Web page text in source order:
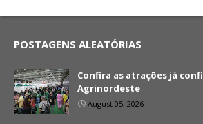
POSTAGENS ALEATÓRIAS
Confira as atrações já
Agrinordeste
August 05, 2026